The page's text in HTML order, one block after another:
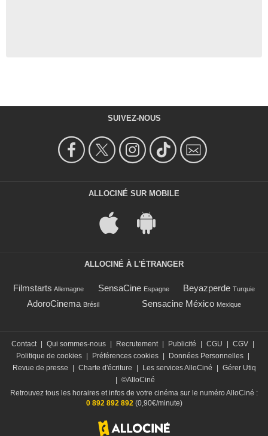
SUIVEZ-NOUS
ALLOCINÉ SUR MOBILE
ALLOCINÉ À L'ÉTRANGER
Filmstarts Allemagne SensaCine Espagne Beyazperde Turquie
AdoroCinema Brésil Sensacine México Mexique
Contact | Qui sommes-nous | Recrutement | Publicité | CGU | CGV |
Politique de cookies | Préférences cookies | Données Personnelles |
Revue de presse
| Charte d'écriture | Les services AlloCiné | Gérer Utiq
| ©AlloCiné
Retrouvez tous les horaires et infos de votre cinéma sur le numéro AlloCiné :
0 892 892 892 (0,90€/minute)